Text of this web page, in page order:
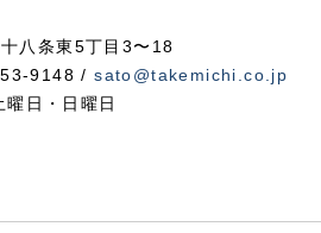
八条東5丁目3〜18
9148 /sato@takemichi.co.jp
日・日曜日